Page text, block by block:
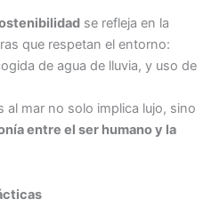
se refleja en la
que respetan el entorno:
de agua de lluvia, y uso de
mar no solo implica lujo, sino
entre el ser humano y la